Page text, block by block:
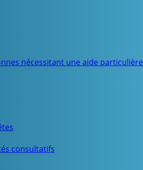
nécessitant une aide particulière
consultatifs